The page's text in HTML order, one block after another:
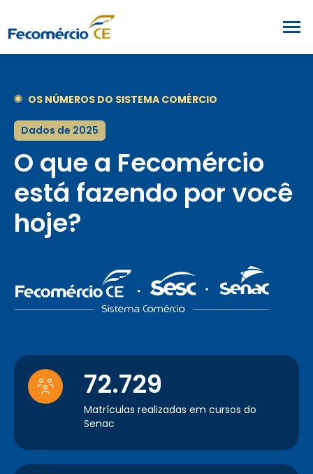
OS NÚMEROS DO SISTEMA COMÉRCIO
Dados de 2025
O que a Fecomércio
está fazendo por você
hoje?
72.729
Matrículas realizadas em cursos do
Senac